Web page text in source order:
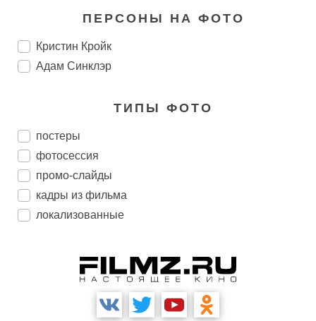
ПЕРСОНЫ НА ФОТО
Кристин Кройк
Адам Синклэр
ТИПЫ ФОТО
постеры
фотосессия
промо-слайды
кадры из фильма
локализованные